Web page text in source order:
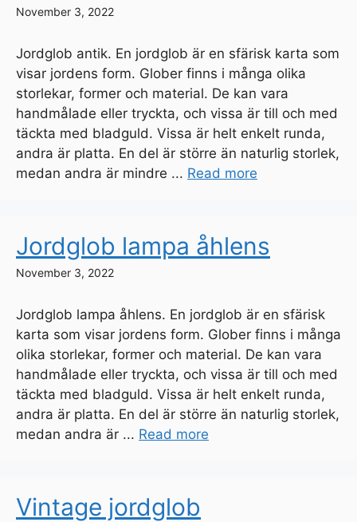
November 3, 2022
Jordglob antik. En jordglob är en sfärisk karta som
visar jordens form. Glober finns i många olika
storlekar, former och material. De kan vara
handmålade eller tryckta, och vissa är till och med
täckta med bladguld. Vissa är helt enkelt runda,
andra är platta. En del är större än naturlig storlek,
medan andra är mindre ... Read more
Jordglob lampa åhlens
November 3, 2022
Jordglob lampa åhlens. En jordglob är en sfärisk
karta som visar jordens form. Glober finns i många
olika storlekar, former och material. De kan vara
handmålade eller tryckta, och vissa är till och med
täckta med bladguld. Vissa är helt enkelt runda,
andra är platta. En del är större än naturlig storlek,
medan andra är ... Read more
Vintage jordglob